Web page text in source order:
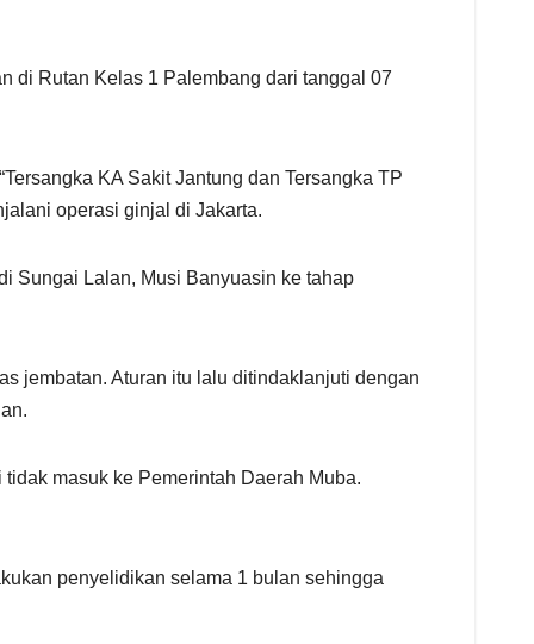
di Rutan Kelas 1 Palembang dari tanggal 07
KA Sakit Jantung dan Tersangka TP
operasi ginjal di Jakarta.
Sungai Lalan, Musi Banyuasin ke tahap
jembatan. Aturan itu lalu ditindaklanjuti dengan
masuk ke Pemerintah Daerah Muba.
penyelidikan selama 1 bulan sehingga